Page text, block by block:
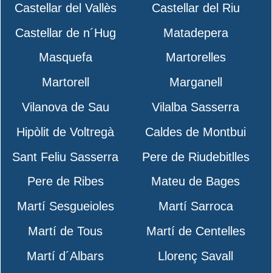
Castellar del Vallès
Castellar del Riu
Castellar de n´Hug
Matadepera
Masquefa
Martorelles
Martorell
Marganell
Vilanova de Sau
Vilalba Sasserra
Hipòlit de Voltregà
Caldes de Montbui
Sant Feliu Sasserra
Pere de Riudebitlles
Pere de Ribes
Mateu de Bages
Martí Sesgueioles
Martí Sarroca
Martí de Tous
Martí de Centelles
Martí d´Albars
Llorenç Savall